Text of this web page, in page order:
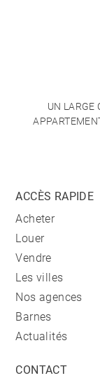
UN LARGE
ACCÈS RAPIDE
Acheter
Louer
Vendre
Les villes
Nos agences
Barnes
Actualités
CONTACT